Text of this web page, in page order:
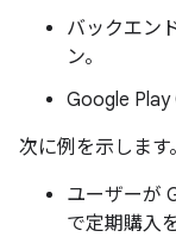
バックエン
ン。
Google Play
次に例を示します。
ユーザーが
で定期購入